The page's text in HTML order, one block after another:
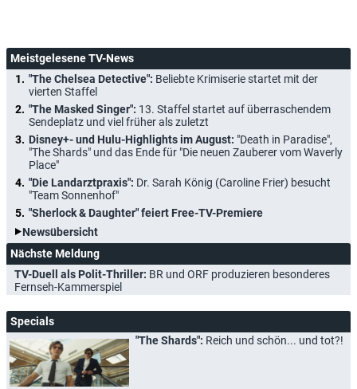
Meistgelesene TV-News
"The Chelsea Detective": Beliebte Krimiserie startet mit der
vierten Staffel
"The Masked Singer": 13. Staffel startet auf überraschendem
Sendeplatz und viel früher als zuletzt
Disney+- und Hulu-Highlights im August: "Death in Paradise",
"The Shards" und das Ende für "Die neuen Zauberer vom Waverly
Place"
"Die Landarztpraxis": Dr. Sarah König (Caroline Frier) besucht
"Team Sonnenhof"
"Sherlock & Daughter" feiert Free-TV-Premiere
Newsübersicht
Nächste Meldung
TV-Duell als Polit-Thriller: BR und ORF produzieren besonderes
Fernseh-Kammerspiel
Specials
"The Shards": Reich und schön... und tot?!